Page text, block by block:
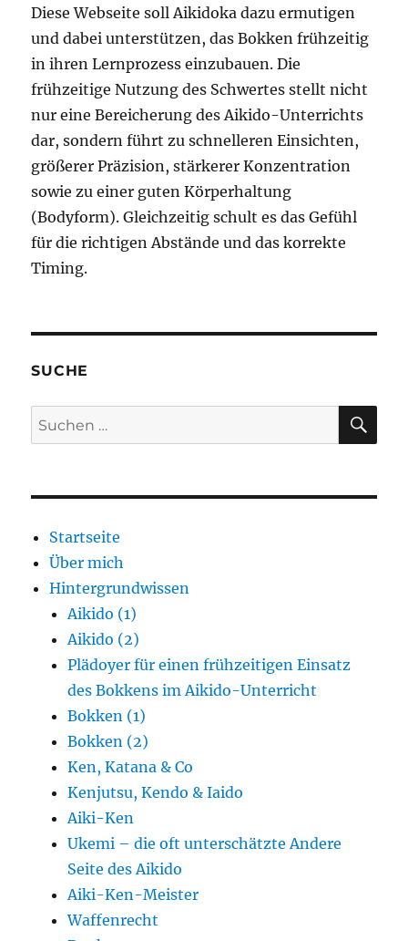
Diese Webseite soll Aikidoka dazu ermutigen
und dabei unterstützen, das Bokken frühzeitig
in ihren Lernprozess einzubauen. Die
frühzeitige Nutzung des Schwertes stellt nicht
nur eine Bereicherung des Aikido-Unterrichts
dar, sondern führt zu schnelleren Einsichten,
größerer Präzision, stärkerer Konzentration
sowie zu einer guten Körperhaltung
(Bodyform). Gleichzeitig schult es das Gefühl
für die richtigen Abstände und das korrekte
Timing.
SUCHE
Suchen
nach:
Startseite
Über mich
Hintergrundwissen
Aikido (1)
Aikido (2)
Plädoyer für einen frühzeitigen Einsatz
des Bokkens im Aikido-Unterricht
Bokken (1)
Bokken (2)
Ken, Katana & Co
Kenjutsu, Kendo & Iaido
Aiki-Ken
Ukemi – die oft unterschätzte Andere
Seite des Aikido
Aiki-Ken-Meister
Waffenrecht